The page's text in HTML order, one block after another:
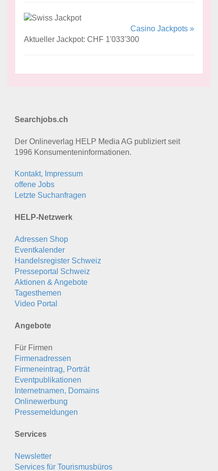
Casino Jackpots »
Aktueller Jackpot: CHF 1'033'300
Searchjobs.ch
Der Onlineverlag HELP Media AG publiziert seit
1996 Konsumenten­informationen.
Kontakt, Impressum
offene Jobs
Letzte Suchanfragen
HELP-Netzwerk
Adressen Shop
Eventkalender
Handelsregister Schweiz
Presseportal Schweiz
Aktionen & Angebote
Tagesthemen
Video Portal
Angebote
Für Firmen
Firmenadressen
Firmeneintrag, Porträt
Eventpublikationen
Internetnamen, Domains
Onlinewerbung
Pressemeldungen
Services
Newsletter
Services für Tourismusbüros